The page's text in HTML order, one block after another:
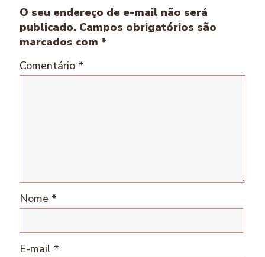
O seu endereço de e-mail não será
publicado. Campos obrigatórios são
marcados com *
Comentário *
Nome *
E-mail *